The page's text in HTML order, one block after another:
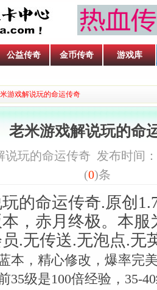
公益传奇 金币传奇 游戏库
游戏解说玩的命运传奇
老米游戏解说玩的命
说玩的命运传奇 发布时间
(0)条
的命运传奇.原创
，赤月终极。本服
.无传送.无泡点.无
本，精心修改，爆率完
35级是100倍经验，35-